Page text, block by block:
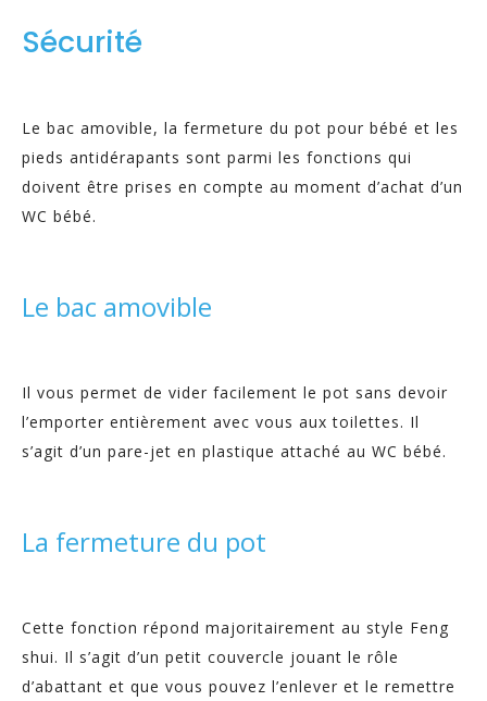
Sécurité
Le bac amovible, la fermeture du pot pour bébé et les
pieds antidérapants sont parmi les fonctions qui
doivent être prises en compte au moment d’achat d’un
WC bébé.
Le bac amovible
Il vous permet de vider facilement le pot sans devoir
l’emporter entièrement avec vous aux toilettes. Il
s’agit d’un pare-jet en plastique attaché au WC bébé.
La fermeture du pot
Cette fonction répond majoritairement au style Feng
shui. Il s’agit d’un petit couvercle jouant le rôle
d’abattant et que vous pouvez l’enlever et le remettre